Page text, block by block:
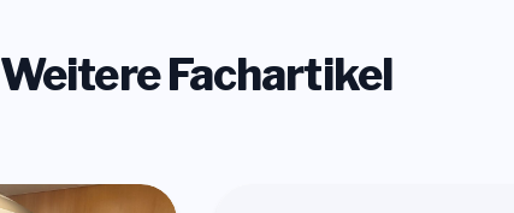
Weitere Fachartikel